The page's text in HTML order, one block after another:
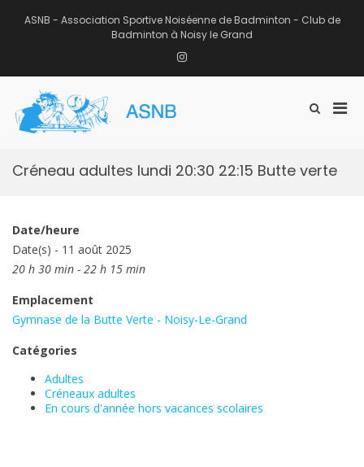
ASNB - Association Sportive Noiséenne de Badminton - Club de
Badminton à Noisy le Grand
Instagram
Afficher
recherche
Créneau adultes lundi 20:30 22:15 Butte verte
Date/heure
Date(s) - 11 août 2025
20 h 30 min - 22 h 15 min
Emplacement
Gymnase de la Butte Verte - Noisy-Le-Grand
Catégories
Adultes
Créneaux adultes
En cours d'année hors vacances scolaires